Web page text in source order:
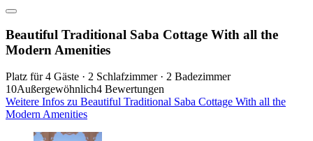
Beautiful Traditional Saba Cottage With all the
Modern Amenities
Platz für 4 Gäste · 2 Schlafzimmer · 2 Badezimmer
10Außergewöhnlich4 Bewertungen
Weitere Infos zu Beautiful Traditional Saba Cottage With all the
Modern Amenities